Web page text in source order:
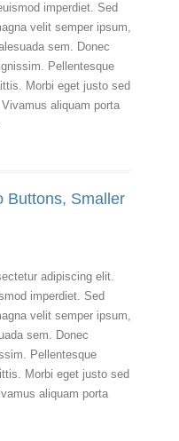
imperdiet. Sed
velit semper ipsum,
sem. Donec
Pellentesque
Morbi eget justo sed
aliquam porta
Buttons, Smaller
adipiscing elit.
imperdiet. Sed
velit semper ipsum,
sem. Donec
Pellentesque
Morbi eget justo sed
aliquam porta